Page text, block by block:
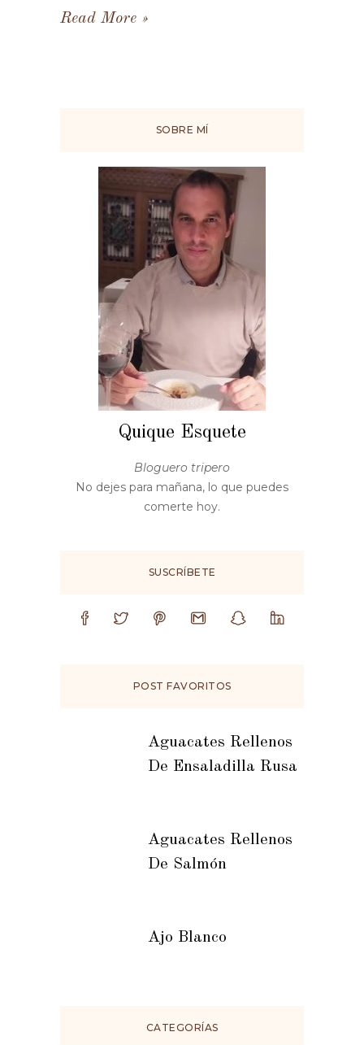
Read More
SOBRE MÍ
Quique Esquete
Bloguero tripero
No dejes para mañana, lo que puedes
comerte hoy.
SUSCRÍBETE
POST FAVORITOS
Aguacates Rellenos
De Ensaladilla Rusa
Aguacates Rellenos
De Salmón
Ajo Blanco
CATEGORÍAS